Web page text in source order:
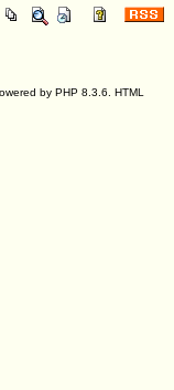
by PHP 8.3.6. HTML